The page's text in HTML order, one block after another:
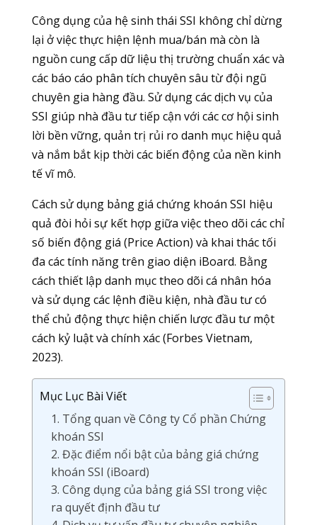
Công dụng của hệ sinh thái SSI không chỉ dừng
lại ở việc thực hiện lệnh mua/bán mà còn là
nguồn cung cấp dữ liệu thị trường chuẩn xác và
các báo cáo phân tích chuyên sâu từ đội ngũ
chuyên gia hàng đầu. Sử dụng các dịch vụ của
SSI giúp nhà đầu tư tiếp cận với các cơ hội sinh
lời bền vững, quản trị rủi ro danh mục hiệu quả
và nắm bắt kịp thời các biến động của nền kinh
tế vĩ mô.
Cách sử dụng bảng giá chứng khoán SSI hiệu
quả đòi hỏi sự kết hợp giữa việc theo dõi các chỉ
số biến động giá (Price Action) và khai thác tối
đa các tính năng trên giao diện iBoard. Bằng
cách thiết lập danh mục theo dõi cá nhân hóa
và sử dụng các lệnh điều kiện, nhà đầu tư có
thể chủ động thực hiện chiến lược đầu tư một
cách kỷ luật và chính xác (Forbes Vietnam,
2023).
Mục Lục Bài Viết
1. Tổng quan về Công ty Cổ phần Chứng
khoán SSI
2. Đặc điểm nổi bật của bảng giá chứng
khoán SSI (iBoard)
3. Công dụng của bảng giá SSI trong việc
ra quyết định đầu tư